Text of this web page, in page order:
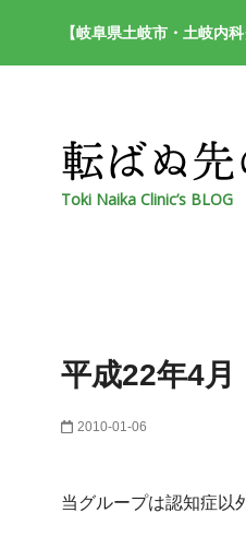
【岐阜県土岐市・土岐内
Toki Naika Clinic’s BLOG
平成22年4
2010-01-06
当グループは認知症以